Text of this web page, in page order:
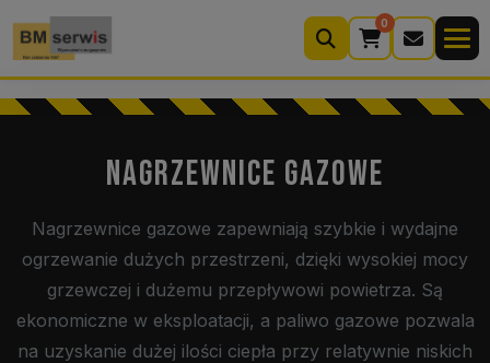
0
Wyszukiwarka
produktów
22 633 33 11
NAGRZEWNICE GAZOWE
Nagrzewnice gazowe zapewniają szybkie i wydajne
ogrzewanie dużych przestrzeni, dzięki wysokiej mocy
grzewczej i dużemu przepływowi powietrza. Są
ekonomiczne w eksploatacji, a paliwo gazowe pozwala
na uzyskanie dużej ilości ciepła przy relatywnie niskich